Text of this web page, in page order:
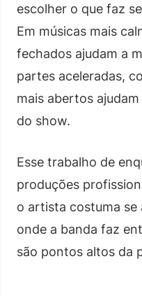
escolher o que faz
Em músicas mais
fechados ajudam a
partes aceleradas,
mais abertos
do show.
Esse trabalho de
produções
o artista costuma se
onde a banda faz
são pontos altos da